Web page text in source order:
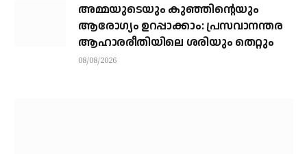
അമ്മയുടെയും കുഞ്ഞിന്റെയും
ആരോഗ്യം ഉറപ്പാക്കാം: പ്രസവാനന്തര
ആഹാരരീതിയിലെ ശരിയും തെറ്റും
08/08/2026